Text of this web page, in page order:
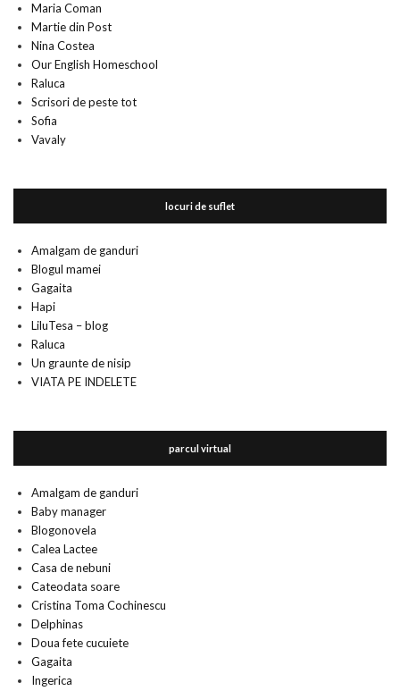
Maria Coman
Martie din Post
Nina Costea
Our English Homeschool
Raluca
Scrisori de peste tot
Sofia
Vavaly
locuri de suflet
Amalgam de ganduri
Blogul mamei
Gagaita
Hapi
LiluTesa – blog
Raluca
Un graunte de nisip
VIATA PE INDELETE
parcul virtual
Amalgam de ganduri
Baby manager
Blogonovela
Calea Lactee
Casa de nebuni
Cateodata soare
Cristina Toma Cochinescu
Delphinas
Doua fete cucuiete
Gagaita
Ingerica